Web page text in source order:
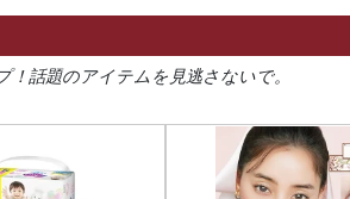
話題のアイテムを見逃さないで。